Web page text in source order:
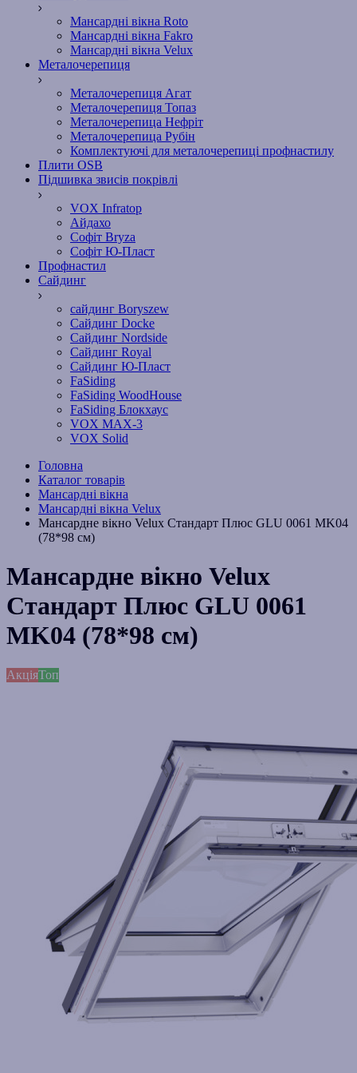
Мансардні вікна Roto
Мансардні вікна Fakro
Мансардні вікна Velux
Металочерепиця
Металочерепиця Агат
Металочерепиця Топаз
Металочерепица Нефріт
Металочерепица Рубін
Комплектуючі для металочерепиці профнастилу
Плити OSB
Підшивка звисів покрівлі
VOX Infratop
Айдахо
Софiт Bryza
Софiт Ю-Пласт
Профнастил
Сайдинг
сайдинг Boryszew
Сайдинг Docke
Сайдинг Nordside
Сайдинг Royal
Сайдинг Ю-Пласт
FaSiding
FaSiding WoodHouse
FaSiding Блокхаус
VOX MAX-3
VOX Solid
Головна
Каталог товарів
Мансардні вікна
Мансардні вікна Velux
Мансардне вікно Velux Стандарт Плюс GLU 0061 MK04
(78*98 см)
Мансардне вікно Velux
Стандарт Плюс GLU 0061
MK04 (78*98 см)
АкціяТоп